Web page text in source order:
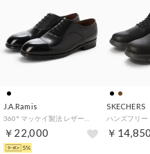
J.A.Ramis
￥22,000
5%
SKECHERS
￥14,850